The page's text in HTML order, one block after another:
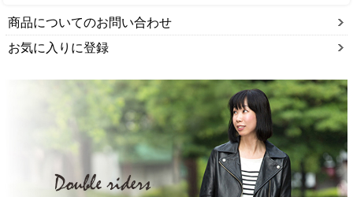
商品についてのお問い合わせ
お気に入りに登録